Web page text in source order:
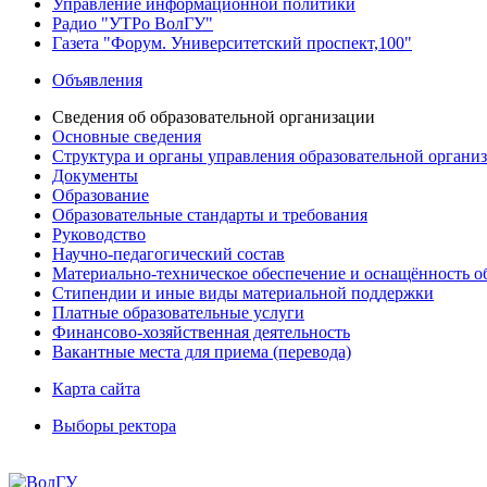
Управление информационной политики
Радио "УТРо ВолГУ"
Газета "Форум. Университетский проспект,100"
Объявления
Сведения об образовательной организации
Основные сведения
Структура и органы управления образовательной
Документы
Образование
Образовательные стандарты и требования
Руководство
Научно-педагогический состав
Материально-техническое обеспечение и оснащённость
Стипендии и иные виды материальной поддержки
Платные образовательные услуги
Финансово-хозяйственная деятельность
Вакантные места для приема (перевода)
Карта сайта
Выборы ректора